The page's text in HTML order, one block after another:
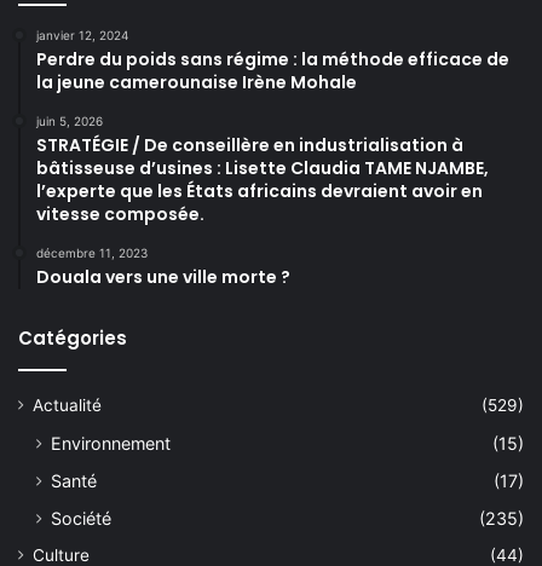
janvier 12, 2024
Perdre du poids sans régime : la méthode efficace de
la jeune camerounaise Irène Mohale
juin 5, 2026
STRATÉGIE / De conseillère en industrialisation à
bâtisseuse d’usines : Lisette Claudia TAME NJAMBE,
l’experte que les États africains devraient avoir en
vitesse composée.
décembre 11, 2023
Douala vers une ville morte ?
Catégories
Actualité (529)
Environnement
(15)
Santé
(17)
Société
(235)
Culture
(44)